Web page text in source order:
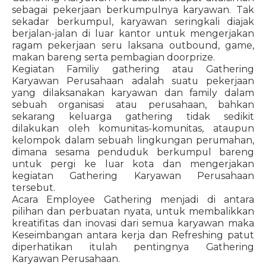
sebagai pekerjaan berkumpulnya karyawan. Tak
sekadar berkumpul, karyawan seringkali diajak
berjalan-jalan di luar kantor untuk mengerjakan
ragam pekerjaan seru laksana outbound, game,
makan bareng serta pembagian doorprize.
Kegiatan Familiy gathering atau Gathering
Karyawan Perusahaan adalah suatu pekerjaan
yang dilaksanakan karyawan dan family dalam
sebuah organisasi atau perusahaan, bahkan
sekarang keluarga gathering tidak sedikit
dilakukan oleh komunitas-komunitas, ataupun
kelompok dalam sebuah lingkungan perumahan,
dimana sesama penduduk berkumpul bareng
untuk pergi ke luar kota dan mengerjakan
kegiatan Gathering Karyawan Perusahaan
tersebut.
Acara Employee Gathering menjadi di antara
pilihan dan perbuatan nyata, untuk membalikkan
kreatifitas dan inovasi dari semua karyawan maka
Keseimbangan antara kerja dan Refreshing patut
diperhatikan itulah pentingnya Gathering
Karyawan Perusahaan.